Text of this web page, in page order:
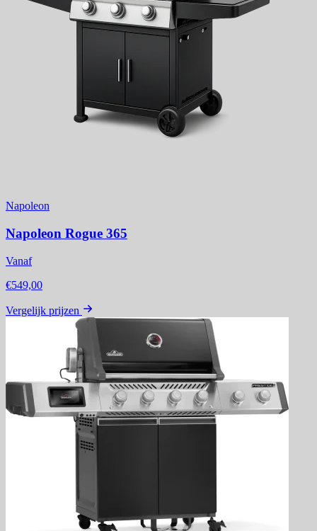
Napoleon
Napoleon Rogue 365
Vanaf
€549,00
Vergelijk prijzen